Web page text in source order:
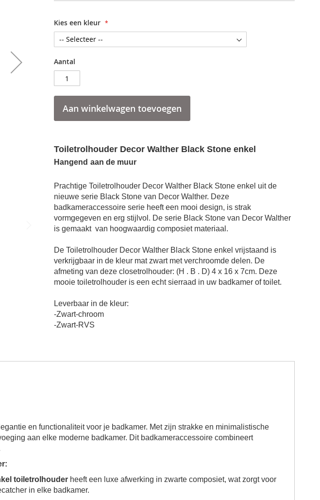
Kies een kleur
Aantal
Aan winkelwagen toevoegen
Toiletrolhouder Decor Walther Black Stone enkel
Hangend aan de muur
Prachtige Toiletrolhouder Decor Walther Black Stone enkel uit de
nieuwe serie Black Stone van Decor Walther. Deze
badkameraccessoire serie heeft een mooi design, is strak
vormgegeven en erg stijlvol. De serie Black Stone van Decor Walther
is gemaakt van hoogwaardig composiet materiaal.
De Toiletrolhouder Decor Walther Black Stone enkel vrijstaand is
verkrijgbaar in de kleur mat zwart met verchroomde delen. De
afmeting van deze closetrolhouder: (H . B . D) 4 x 16 x 7cm. Deze
mooie toiletrolhouder is een echt sierraad in uw badkamer of toilet.
Leverbaar in de kleur:
-Zwart-chroom
-Zwart-RVS
Toiletrolhouder Decor Walther Black Stone enkel RVS
en functionaliteit voor je badkamer. Met zijn strakke en minimalistische
aan elke moderne badkamer. Dit badkameraccessoire combineert
toiletrolhouder heeft een luxe afwerking in zwarte composiet, wat zorgt voor
in elke badkamer.